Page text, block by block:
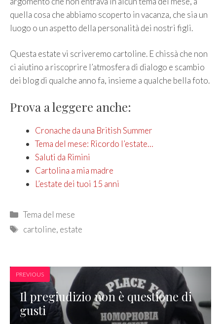
quella cosa che abbiamo scoperto in vacanza, che sia un
luogo o un aspetto della personalità dei nostri figli.
Questa estate vi scriveremo cartoline. E chissà che non
ci aiutino a riscoprire l’atmosfera di dialogo e scambio
dei blog di qualche anno fa, insieme a qualche bella foto.
Prova a leggere anche:
Cronache da una British Summer
Tema del mese: Ricordo l’estate…
Saluti da Rimini
Cartolina a mia madre
L’estate dei tuoi 15 anni
Categories
Tema del mese
Tags
cartoline, estate
PREVIOUS
Il pregiudizio non è questione di
gusti